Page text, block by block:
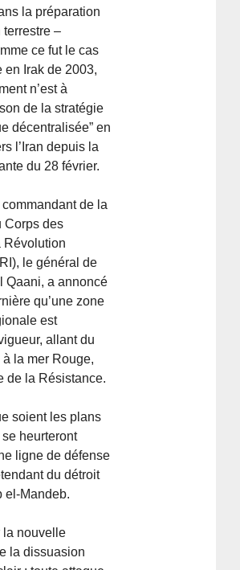
la préparation
terrestre –
ce fut le cas
en Irak de 2003,
n’est à
de la stratégie
décentralisée” en
l’Iran depuis la
du 28 février.
de la
Corps des
Révolution
le général de
Qaani, a annoncé
qu’une zone
est
allant du
la mer Rouge,
de la Résistance.
soient les plans
heurteront
ligne de défense
du détroit
el-Mandeb.
la nouvelle
la dissuasion